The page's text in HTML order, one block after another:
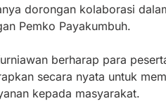
dorongan kolaborasi
Pemko Payakumbuh.
berharap para
secara nyata untuk
kepada masyarakat.